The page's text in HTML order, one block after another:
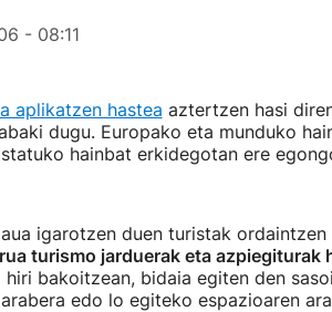
- 08:11
aplikatzen hastea aztertzen hasi
dugu. Europako eta munduko
hainbat erkidegotan ere
igarotzen duen turistak ordaintzen
turismo jarduerak eta azpiegiturak
bakoitzean, bidaia egiten den
edo lo egiteko espazioaren